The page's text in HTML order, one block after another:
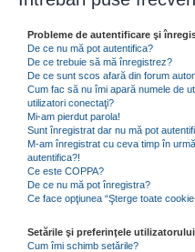
Probleme de autentificare şi
De ce nu mă pot autentifica?
De ce trebuie să mă înregistrez?
De ce sunt scos afară din forum
Cum fac să nu îmi apară numele de
utilizatori conectaţi?
Mi-am pierdut parola!
Sunt înregistrat dar nu mă pot
M-am înregistrat cu ceva timp în
autentifica?!
Ce este COPPA?
De ce nu mă pot înregistra?
Ce face opţiunea “Şterge toate
Setările şi preferinţele utilizatorului
Cum îmi schimb setările?